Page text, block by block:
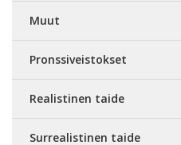
Muut
Pronssiveistokset
Realistinen taide
Surrealistinen taide